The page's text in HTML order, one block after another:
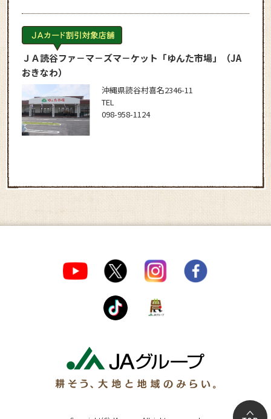
ＪＡ読谷ファ－マ－ズマ－ケット「ゆんた市場」
（JA
おきなわ）
沖縄県読谷村喜名2346-11
TEL
098-958-1124